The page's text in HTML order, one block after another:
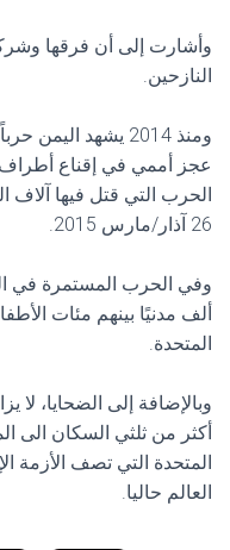
وأشارت إلى أن فرقها
النازحين.
ومنذ 2014 يشهد
عجز أممي في إقناع أطراف
الحرب التي قتل فيها آلاف
26 آذار/مارس 2015.
ألف مدنيًا بينهم مئات
المتحدة.
أكثر من ثلثي السكان الى
المتحدة التي تصف الأزمة
العالم حاليا.